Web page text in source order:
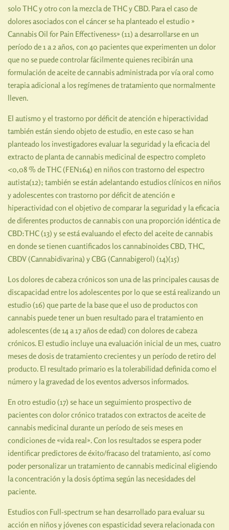
solo THC y otro con la mezcla de THC y CBD. Para el caso de
dolores asociados con el cáncer se ha planteado el estudio »
Cannabis Oil for Pain Effectiveness» (11) a desarrollarse en un
período de 1 a 2 años, con 40 pacientes que experimenten un dolor
que no se puede controlar fácilmente quienes recibirán una
formulación de aceite de cannabis administrada por vía oral como
terapia adicional a los regímenes de tratamiento que normalmente
lleven.
El autismo y el trastorno por déficit de atención e hiperactividad
también están siendo objeto de estudio, en este caso se han
planteado los investigadores evaluar la seguridad y la eficacia del
extracto de planta de cannabis medicinal de espectro completo
<0,08 % de THC (FEN164) en niños con trastorno del espectro
autista(12); también se están adelantando estudios clínicos en niños
y adolescentes con trastorno por déficit de atención e
hiperactividad con el objetivo de comparar la seguridad y la eficacia
de diferentes productos de cannabis con una proporción idéntica de
CBD:THC (13) y se está evaluando el efecto del aceite de cannabis
en donde se tienen cuantificados los cannabinoides CBD, THC,
CBDV (Cannabidivarina) y CBG (Cannabigerol) (14)(15)
Los dolores de cabeza crónicos son una de las principales causas de
discapacidad entre los adolescentes por lo que se está realizando un
estudio (16) que parte de la base que el uso de productos con
cannabis puede tener un buen resultado para el tratamiento en
adolescentes (de 14 a 17 años de edad) con dolores de cabeza
crónicos. El estudio incluye una evaluación inicial de un mes, cuatro
meses de dosis de tratamiento crecientes y un período de retiro del
producto. El resultado primario es la tolerabilidad definida como el
número y la gravedad de los eventos adversos informados.
En otro estudio (17) se hace un seguimiento prospectivo de
pacientes con dolor crónico tratados con extractos de aceite de
cannabis medicinal durante un período de seis meses en
condiciones de «vida real». Con los resultados se espera poder
identificar predictores de éxito/fracaso del tratamiento, así como
poder personalizar un tratamiento de cannabis medicinal eligiendo
la concentración y la dosis óptima según las necesidades del
paciente.
Estudios con Full-spectrum se han desarrollado para evaluar su
acción en niños y jóvenes con espasticidad severa relacionada con